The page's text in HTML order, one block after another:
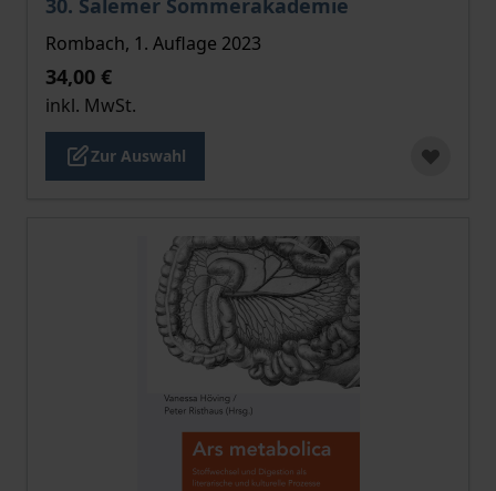
30. Salemer Sommerakademie
Rombach, 1. Auflage 2023
34,00 €
inkl. MwSt.
Zur Auswahl